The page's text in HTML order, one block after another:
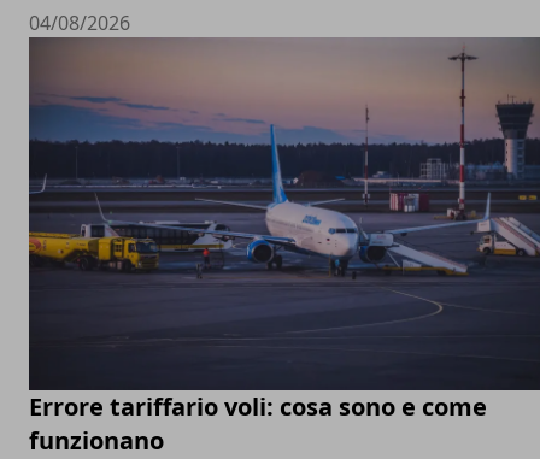
04/08/2026
Errore tariffario voli: cosa sono e come
funzionano